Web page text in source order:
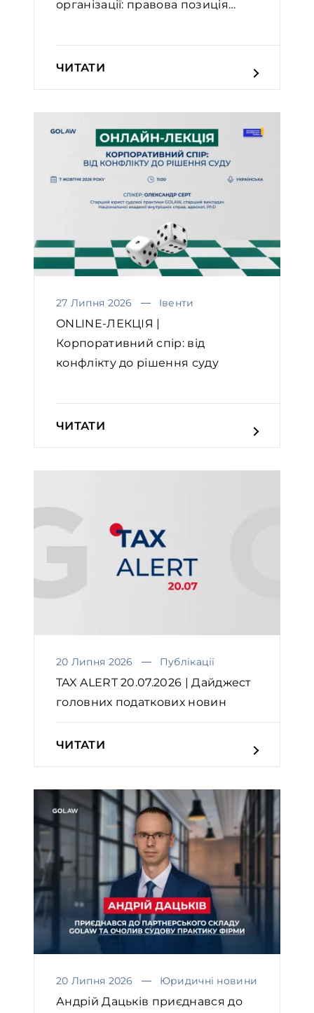
організації: правова позиція
ЧИТАТИ
27 Липня 2026 Івенти
ONLINE-ЛЕКЦІЯ |
Корпоративний спір: від
конфлікту до рішення суду
ЧИТАТИ
20 Липня 2026 Публікації
TAX ALERT 20.07.2026 | Дайджест
головних податкових новин
ЧИТАТИ
20 Липня 2026 Юридичні новини
Андрій Дацьків приєднався до